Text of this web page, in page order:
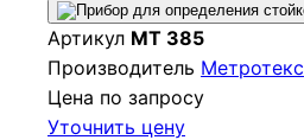
Артикул МТ 385
Производитель Метротекс
Цена по запросу
Уточнить цену